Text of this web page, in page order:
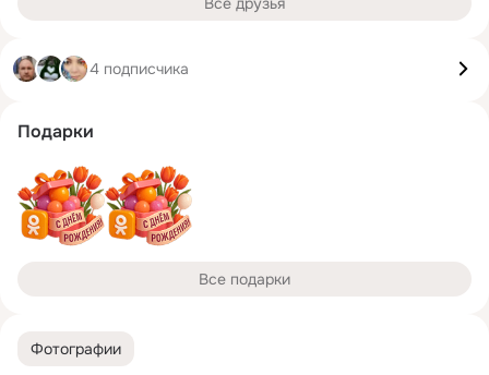
Фотографии
4 подписчика
Подарки
Все подарки